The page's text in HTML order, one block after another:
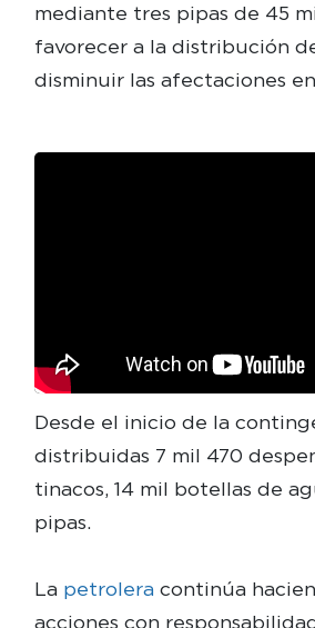
mediante tres pipas de 45
favorecer a la distribución
disminuir las afectaciones
Desde el inicio de la
distribuidas 7 mil 470
tinacos, 14 mil botellas de
pipas.
La petrolera continúa
acciones con